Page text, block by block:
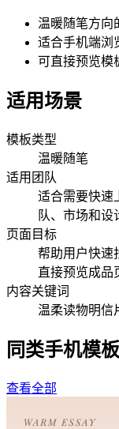
温暖随笔方向
适合手机端浏
可直接预览模
适用场景
模板类型
温暖随笔
适用团队
适合需要快速
队、市场和设
页面目标
帮助用户快速
直接预览成品
内容关键词
温柔读物明信
同类手机模板
查看全部